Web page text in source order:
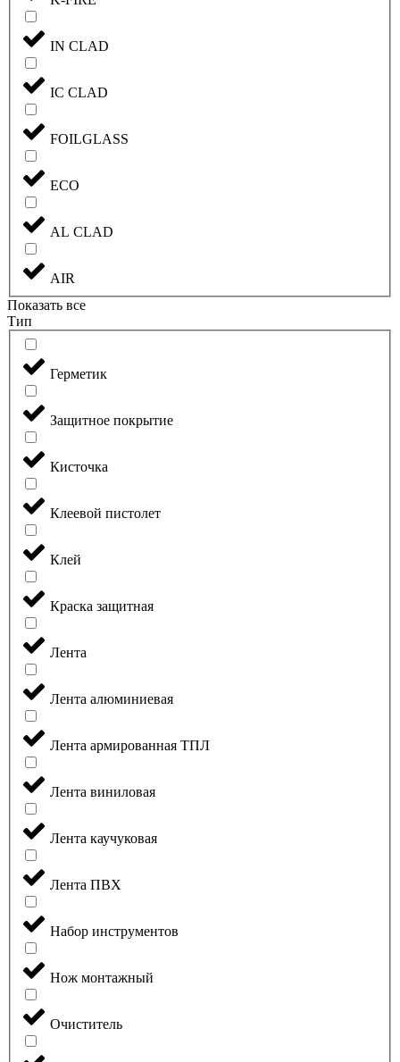
IN CLAD
IC CLAD
FOILGLASS
ECO
AL CLAD
AIR
Показать все
Тип
Герметик
Защитное покрытие
Кисточка
Клеевой пистолет
Клей
Краска защитная
Лента
Лента алюминиевая
Лента армированная ТПЛ
Лента виниловая
Лента каучуковая
Лента ПВХ
Набор инструментов
Нож монтажный
Очиститель